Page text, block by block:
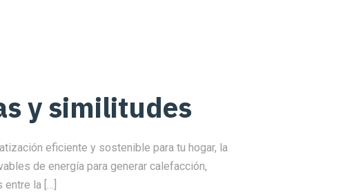
y similitudes
eficiente y sostenible para tu hogar, la
de energía para generar calefacción,
la […]